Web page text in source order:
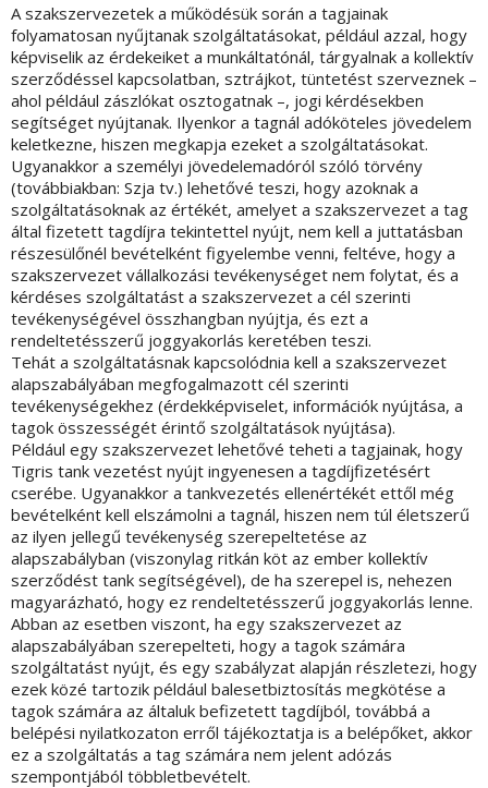
A szakszervezetek a működésük során a tagjainak
folyamatosan nyűjtanak szolgáltatásokat, például azzal, hogy
képviselik az érdekeiket a munkáltatónál, tárgyalnak a kollektív
szerződéssel kapcsolatban, sztrájkot, tüntetést szerveznek –
ahol például zászlókat osztogatnak –, jogi kérdésekben
segítséget nyújtanak. Ilyenkor a tagnál adóköteles jövedelem
keletkezne, hiszen megkapja ezeket a szolgáltatásokat.
Ugyanakkor a személyi jövedelemadóról szóló törvény
(továbbiakban: Szja tv.) lehetővé teszi, hogy azoknak a
szolgáltatásoknak az értékét, amelyet a szakszervezet a tag
által fizetett tagdíjra tekintettel nyújt, nem kell a juttatásban
részesülőnél bevételként figyelembe venni, feltéve, hogy a
szakszervezet vállalkozási tevékenységet nem folytat, és a
kérdéses szolgáltatást a szakszervezet a cél szerinti
tevékenységével összhangban nyújtja, és ezt a
rendeltetésszerű joggyakorlás keretében teszi.
Tehát a szolgáltatásnak kapcsolódnia kell a szakszervezet
alapszabályában megfogalmazott cél szerinti
tevékenységekhez (érdekképviselet, információk nyújtása, a
tagok összességét érintő szolgáltatások nyújtása).
Például egy szakszervezet lehetővé teheti a tagjainak, hogy
Tigris tank vezetést nyújt ingyenesen a tagdíjfizetésért
cserébe. Ugyanakkor a tankvezetés ellenértékét ettől még
bevételként kell elszámolni a tagnál, hiszen nem túl életszerű
az ilyen jellegű tevékenység szerepeltetése az
alapszabályban (viszonylag ritkán köt az ember kollektív
szerződést tank segítségével), de ha szerepel is, nehezen
magyarázható, hogy ez rendeltetésszerű joggyakorlás lenne.
Abban az esetben viszont, ha egy szakszervezet az
alapszabályában szerepelteti, hogy a tagok számára
szolgáltatást nyújt, és egy szabályzat alapján részletezi, hogy
ezek közé tartozik például balesetbiztosítás megkötése a
tagok számára az általuk befizetett tagdíjból, továbbá a
belépési nyilatkozaton erről tájékoztatja is a belépőket, akkor
ez a szolgáltatás a tag számára nem jelent adózás
szempontjából többletbevételt.